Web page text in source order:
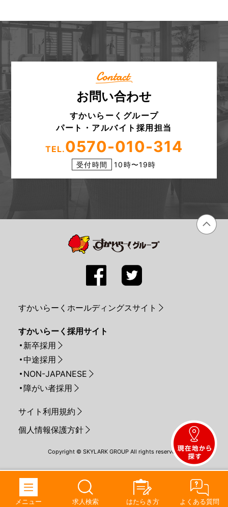
お問い合わせ
すかいらーくグループ
パート・アルバイト採用担当
受付時間 10時〜19時
TEL.0570-010-314
すかいらーくホールディングスサイト
すかいらーく採用サイト
新卒採用
中途採用
NON-JAPANESE
障がい者採用
サイト利用規約
個人情報保護方針
Copyright © SKYLARK GROUP All rights reserved.
メニュー 求人検索 はたらき方 よくある質問